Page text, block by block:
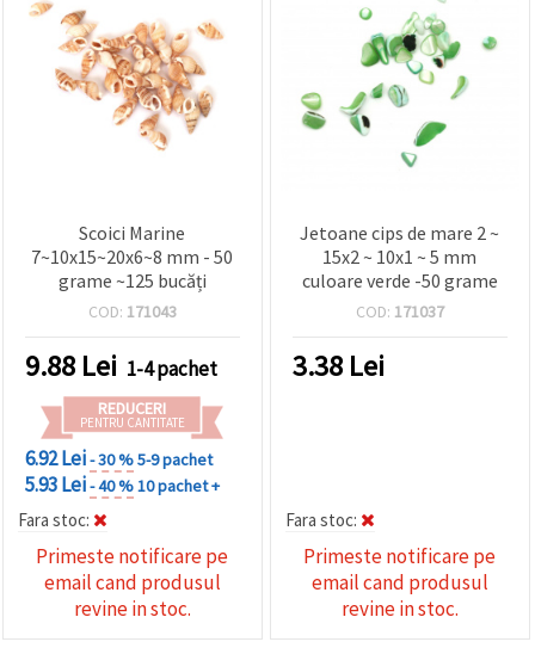
Scoici Marine
7~10x15~20x6~8 mm - 50
grame ~125 bucăți
COD: 171043
9.88 Lei 1-4 pachet
REDUCERI
PENTRU CANTITATE
6.92 Lei- 30 %5-9 pachet
5.93 Lei- 40 %10 pachet +
Fara stoc:
Primeste notificare pe
email cand produsul
revine in stoc.
Jetoane cips de mare 2 ~
15x2 ~ 10x1 ~ 5 mm
culoare verde -50 grame
COD: 171037
3.38 Lei
Fara stoc:
Primeste notificare pe
email cand produsul
revine in stoc.